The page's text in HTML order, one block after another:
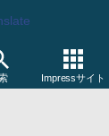
Impressサイト